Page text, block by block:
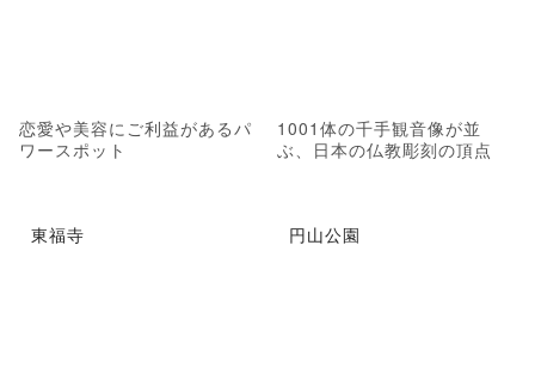
恋愛や美容にご利益があるパ
ワースポット
1001体の千手観音像が並
ぶ、日本の仏教彫刻の頂点
東福寺 円山公園